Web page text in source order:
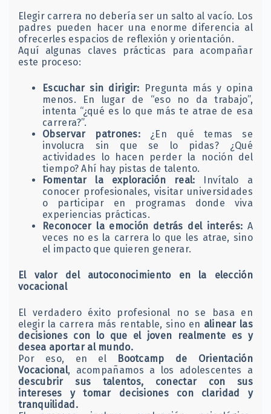
Elegir carrera no debería ser un salto al vacío. Los
padres pueden hacer una enorme diferencia al
ofrecerles espacios de reflexión y orientación.
Aquí algunas claves prácticas para acompañar
este proceso:
Escuchar sin dirigir: Pregunta más y opina
menos. En lugar de “eso no da trabajo”,
intenta “¿qué es lo que más te atrae de esa
carrera?”.
Observar patrones: ¿En qué temas se
involucra sin que se lo pidas? ¿Qué
actividades lo hacen perder la noción del
tiempo? Ahí hay pistas de talento.
Fomentar la exploración real: Invítalo a
conocer profesionales, visitar universidades
o participar en programas donde viva
experiencias prácticas.
Reconocer la emoción detrás del interés: A
veces no es la carrera lo que les atrae, sino
el impacto que quieren generar.
El valor del autoconocimiento en la elección
vocacional
El verdadero éxito profesional no se basa en
elegir la carrera más rentable, sino en alinear las
decisiones con lo que el joven realmente es y
desea aportar al mundo.
Por eso, en el
Bootcamp de Orientación
Vocacional, acompañamos a los adolescentes a
descubrir sus talentos, conectar con sus
intereses y tomar decisiones con claridad y
tranquilidad.